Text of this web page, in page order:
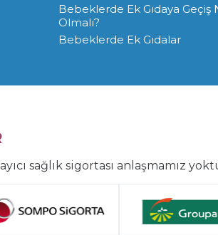
Bebeklerde Ek Gıdaya Geçiş
Olmalı?
Bebeklerde Ek Gıdalar
sağlık sigortası anlaşmamız